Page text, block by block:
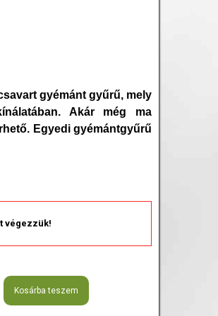
gyémánt gyűrű, mely
Akár még ma
Egyedi gyémántgyűrű
végezzük!
Kosárba teszem